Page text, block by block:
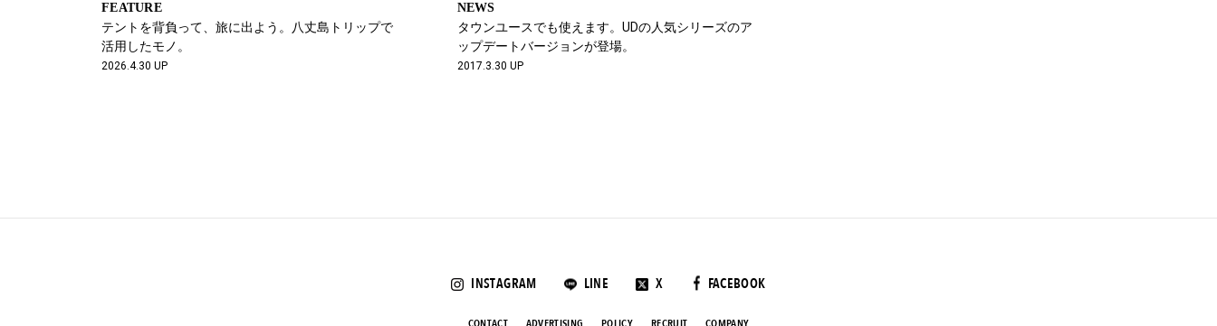
FEATURE
テントを背負って、旅に出よう。八丈島トリップで
活用したモノ。
2026.4.30 UP
NEWS
タウンユースでも使えます。UDの人気シリーズのア
ップデートバージョンが登場。
2017.3.30 UP
INSTAGRAM LINE X FACEBOOK